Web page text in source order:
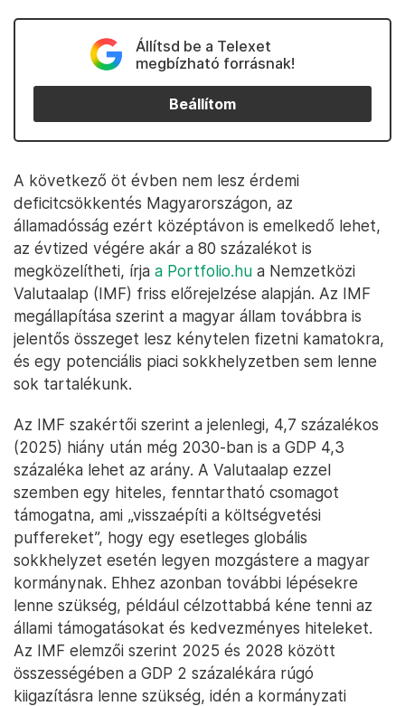
Állítsd be a Telexet
megbízható forrásnak!
Beállítom
A következő öt évben nem lesz érdemi
deficitcsökkentés Magyarországon, az
államadósság ezért középtávon is emelkedő lehet,
az évtized végére akár a 80 százalékot is
megközelítheti, írja a Portfolio.hu a Nemzetközi
Valutaalap (IMF) friss előrejelzése alapján. Az IMF
megállapítása szerint a magyar állam továbbra is
jelentős összeget lesz kénytelen fizetni kamatokra,
és egy potenciális piaci sokkhelyzetben sem lenne
sok tartalékunk.
Az IMF szakértői szerint a jelenlegi, 4,7 százalékos
(2025) hiány után még 2030-ban is a GDP 4,3
százaléka lehet az arány. A Valutaalap ezzel
szemben egy hiteles, fenntartható csomagot
támogatna, ami „visszaépíti a költségvetési
puffereket”, hogy egy esetleges globális
sokkhelyzet esetén legyen mozgástere a magyar
kormánynak. Ehhez azonban további lépésekre
lenne szükség, például célzottabbá kéne tenni az
állami támogatásokat és kedvezményes hiteleket.
Az IMF elemzői szerint 2025 és 2028 között
összességében a GDP 2 százalékára rúgó
kiigazításra lenne szükség, idén a kormányzati